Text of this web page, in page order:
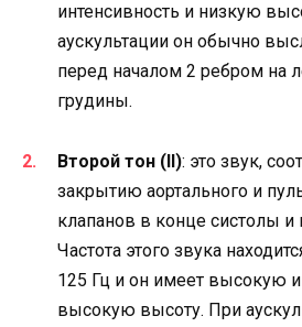
интенсивность и низкую
аускультации он обычно
перед началом 2 ребром на
грудины.
Второй тон (II): это звук,
закрытию аортального и
клапанов в конце систолы и
Частота этого звука
125 Гц и он имеет высокую
высокую высоту. При